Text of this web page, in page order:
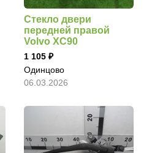
Стекло двери
передней правой
Volvo XC90
1 105
Одинцово
06.03.2026